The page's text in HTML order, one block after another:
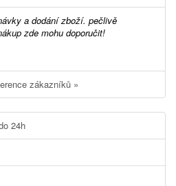
zde mohu doporučit!
zákazníků »
24h